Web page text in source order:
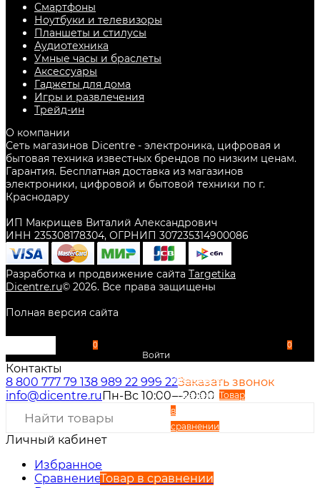
Смартфоны
Ноутбуки и телевизоры
Планшеты и стилусы
Аудиотехника
Умные часы и браслеты
Аксессуары
Гаджеты для дома
Игры и развлечения
Трейд-ин
О компании
Сеть магазинов Dicentre - электроника, цифровая и
бытовая техника известных брендов по низким ценам.
Гарантия. Бесплатная доставка из магазинов
электроники, цифровой и бытовой техники по г.
Краснодару
ИП Макрищев Виталий Александрович
ИНН 235308178304, ОГРНИП 307235314900086
Разработка и продвижение сайта Targetika
Dicentre.ru© 2026. Все права защищены
Полная версия сайта
0
Войти
Избранное
Сравнение Товар
в
сравнении
0
Контакты
8 800 777 79 138 989 22 999 22Заказать звонок
info@dicentre.ru Пн-Вс 10:00—20:00
Личный кабинет
Избранное
СравнениеТовар в сравнении